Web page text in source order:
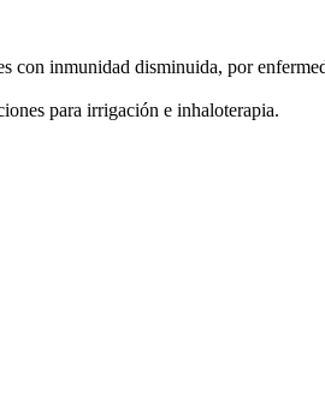
con inmunidad disminuida, por
para irrigación e inhaloterapia.